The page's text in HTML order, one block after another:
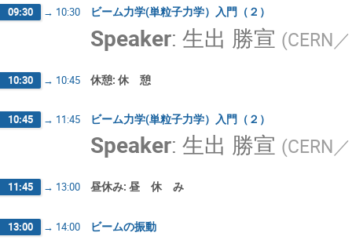
09:30 → 10:30 ビーム力学(単粒子力学）入門（２）
Speaker: 生出 勝宣 (CERN
10:30 → 10:45 休憩: 休 憩
10:45 → 11:45 ビーム力学(単粒子力学）入門（２）
Speaker: 生出 勝宣 (CERN
11:45 → 13:00 昼休み: 昼 休 み
13:00 → 14:00 ビームの振動